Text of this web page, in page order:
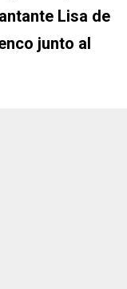
Lisa de
junto al